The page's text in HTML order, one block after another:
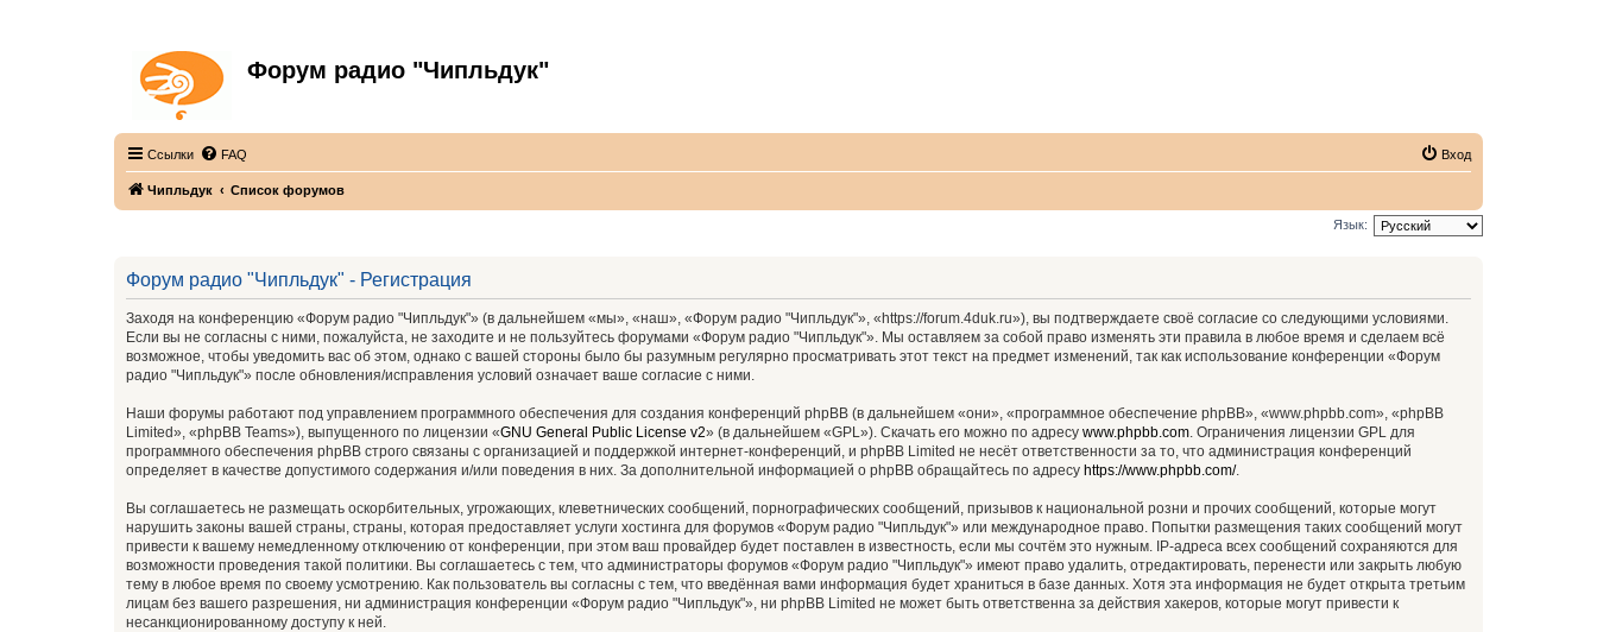
Форум радио "Чипльдук"
Ссылки FAQ Вход
Чипльдук Список форумов
Язык:
Форум радио "Чипльдук" - Регистрация
Заходя на конференцию «Форум радио "Чипльдук"» (в дальнейшем «мы», «наш», «Форум радио "Чипльдук"», «https://forum.4duk.ru»), вы подтверждаете своё согласие со следующими условиями.
Если вы не согласны с ними, пожалуйста, не заходите и не пользуйтесь форумами «Форум радио "Чипльдук"». Мы оставляем за собой право изменять эти правила в любое время и сделаем всё
возможное, чтобы уведомить вас об этом, однако с вашей стороны было бы разумным регулярно просматривать этот текст на предмет изменений, так как использование конференции «Форум
радио "Чипльдук"» после обновления/исправления условий означает ваше согласие с ними.
Наши форумы работают под управлением программного обеспечения для создания конференций phpBB (в дальнейшем «они», «программное обеспечение phpBB», «www.phpbb.com», «phpBB
Limited», «phpBB Teams»), выпущенного по лицензии «GNU General Public License v2» (в дальнейшем «GPL»). Скачать его можно по адресу www.phpbb.com . Ограничения лицензии GPL для
программного обеспечения phpBB строго связаны с организацией и поддержкой интернет-конференций, и phpBB Limited не несёт ответственности за то, что администрация конференций
определяет в качестве допустимого содержания и/или поведения в них. За дополнительной информацией о phpBB обращайтесь по адресу https://www.phpbb.com/.
Вы соглашаетесь не размещать оскорбительных, угрожающих, клеветнических сообщений, порнографических сообщений, призывов к национальной розни и прочих сообщений, которые могут
нарушить законы вашей страны, страны, которая предоставляет услуги хостинга для форумов «Форум радио "Чипльдук"» или международное право. Попытки размещения таких сообщений могут
привести к вашему немедленному отключению от конференции, при этом ваш провайдер будет поставлен в известность, если мы сочтём это нужным. IP-адреса всех сообщений сохраняются для
возможности проведения такой политики. Вы соглашаетесь с тем, что администраторы форумов «Форум радио "Чипльдук"» имеют право удалить, отредактировать, перенести или закрыть любую
тему в любое время по своему усмотрению. Как пользователь вы согласны с тем, что введённая вами информация будет храниться в базе данных. Хотя эта информация не будет открыта третьим
лицам без вашего разрешения, ни администрация конференции «Форум радио "Чипльдук"», ни phpBB Limited не может быть ответственна за действия хакеров, которые могут привести к
несанкционированному доступу к ней.